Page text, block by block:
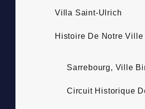
Villa Saint-Ulrich
Histoire De Notre Ville
Sarrebourg, Ville
Circuit Historique